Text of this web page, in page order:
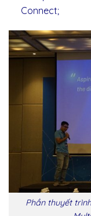
Connect;
Phần thuyết